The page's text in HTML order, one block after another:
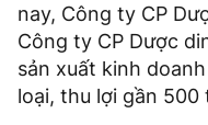
nay, Công ty CP
Công ty CP Dược
sản xuất kinh
loại, thu lợi gần 500